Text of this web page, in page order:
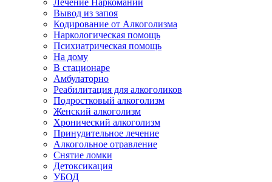
Лечение Наркомании
Вывод из запоя
Кодирование от Алкоголизма
Наркологическая помощь
Психиатрическая помощь
На дому
В стационаре
Амбулаторно
Реабилитация для алкоголиков
Подростковый алкоголизм
Женский алкоголизм
Хронический алкоголизм
Принудительное лечение
Алкогольное отравление
Снятие ломки
Детоксикация
УБОД